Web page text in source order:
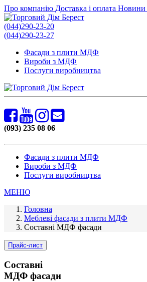
Про компанію Доставка і оплата Новини
(044)290-23-20
(044)290-23-27
Фасади з плити МДФ
Вироби з МДФ
Послуги виробництва
(093) 235 08 06
Фасади з плити МДФ
Вироби з МДФ
Послуги виробництва
МЕНЮ
Головна
Меблеві фасади з плити МДФ
Составні МДФ фасади
Прайс-лист
Составні
МДФ фасади